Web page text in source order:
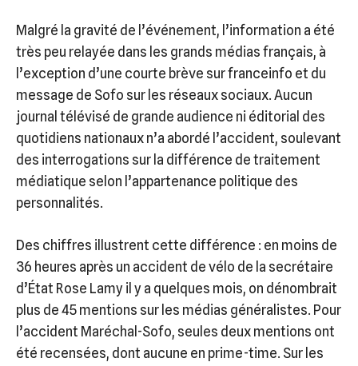
Malgré la gravité de l’événement, l’information a été
très peu relayée dans les grands médias français, à
l’exception d’une courte brève sur franceinfo et du
message de Sofo sur les réseaux sociaux. Aucun
journal télévisé de grande audience ni éditorial des
quotidiens nationaux n’a abordé l’accident, soulevant
des interrogations sur la différence de traitement
médiatique selon l’appartenance politique des
personnalités.
Des chiffres illustrent cette différence : en moins de
36 heures après un accident de vélo de la secrétaire
d’État Rose Lamy il y a quelques mois, on dénombrait
plus de 45 mentions sur les médias généralistes. Pour
l’accident Maréchal-Sofo, seules deux mentions ont
été recensées, dont aucune en prime-time. Sur les